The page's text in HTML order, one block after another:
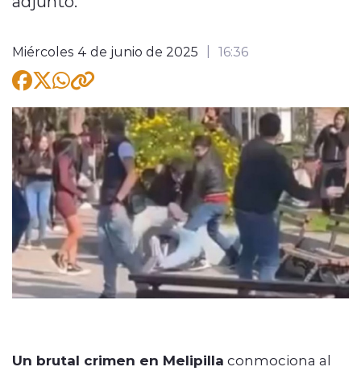
modo claro
Miércoles 4 de junio de 2025 16:36
Un brutal crimen en Melipilla conmociona al